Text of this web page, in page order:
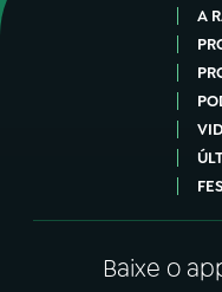
A
Baixe o